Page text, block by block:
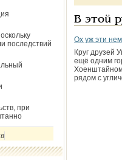
последствий
при
В этой
Ох уж эти
Круг друзей
ещё одним
рядом с